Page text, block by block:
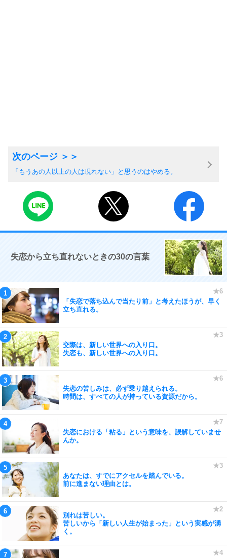
「もうあの人以上の人は現れない」と思うのはやめる。
失恋から立ち直れないときの30の言葉
「失恋で落ち込んで当たり前」と考えたほうが、早く
立ち直れる。
交際は、新しい世界への入り口。
失恋も、新しい世界への入り口。
失恋の苦しみは、必ず乗り越えられる。
時間は、すべての人が持っている資源だから。
失恋における「粘る」という意味を、誤解していませ
んか。
あなたは、すでにアクセルを踏んでいる。
前に進まない理由とは。
別れは苦しい。
苦しいから「新しい人生が始まった」という実感が湧
く。